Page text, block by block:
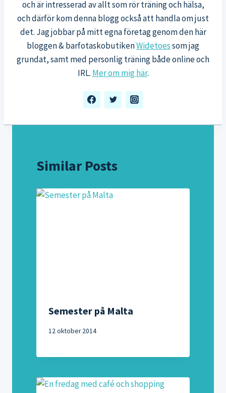
och är intresserad av allt som rör träning och hälsa,
och därför kom denna blogg också att handla om just
det. Jag jobbar på mitt egna företag genom den här
bloggen & barfotaskobutikenWidetoessom jag
grundat, samt med personlig träning både online och
IRL. Mer om mig här.
Similar Posts
Semester på Malta
12 oktober 2014